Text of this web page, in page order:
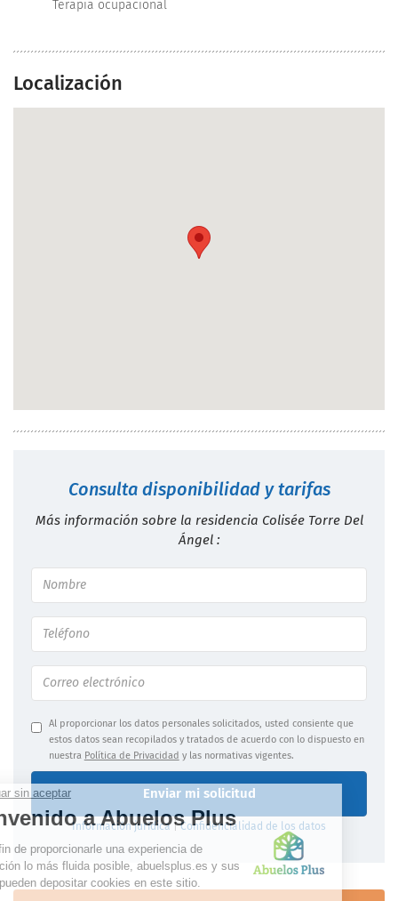
Terapia ocupacional
Localización
Consulta disponibilidad y tarifas
Más información sobre la residencia Colisée Torre Del
Ángel :
Al proporcionar los datos personales solicitados, usted consiente que
estos datos sean recopilados y tratados de acuerdo con lo dispuesto en
nuestra Política de Privacidad y las normativas vigentes.
Enviar mi solicitud
Información jurídica|Confidencialidad de los datos